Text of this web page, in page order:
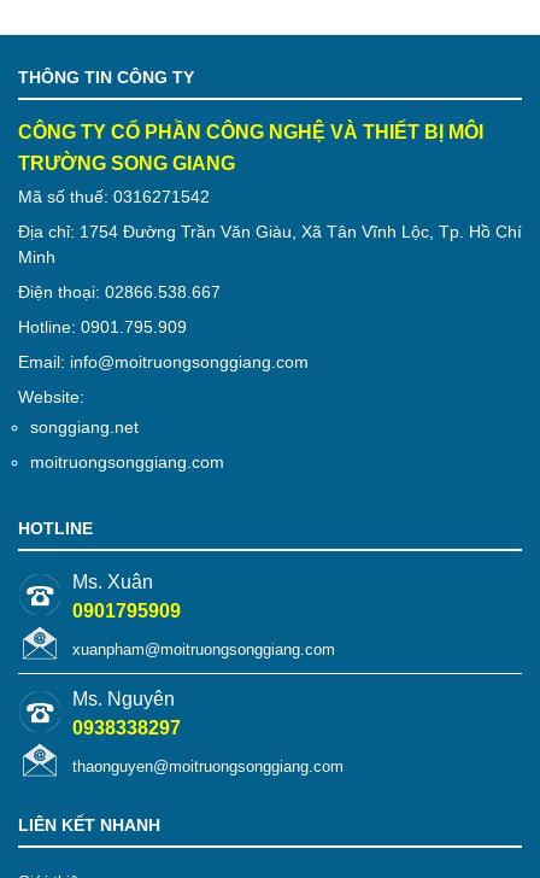
THÔNG TIN CÔNG TY
CÔNG TY CỔ PHẦN CÔNG NGHỆ VÀ THIẾT BỊ MÔI
TRƯỜNG SONG GIANG
Mã số thuế: 0316271542
Địa chỉ: 1754 Đường Trần Văn Giàu, Xã Tân Vĩnh Lộc, Tp. Hồ Chí
Minh
Điện thoại: 02866.538.667
Hotline: 0901.795.909
Email: info@moitruongsonggiang.com
Website:
songgiang.net
moitruongsonggiang.com
HOTLINE
Ms. Xuân
0901795909
xuanpham@moitruongsonggiang.com
Ms. Nguyên
0938338297
thaonguyen@moitruongsonggiang.com
LIÊN KẾT NHANH